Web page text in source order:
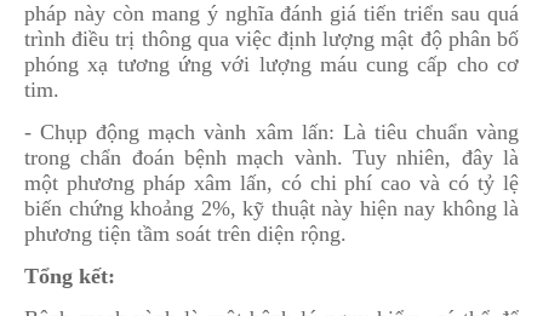
pháp này còn mang ý nghĩa đánh giá tiến triển sau quá
trình điều trị thông qua việc định lượng mật độ phân bố
phóng xạ tương ứng với lượng máu cung cấp cho cơ
tim.
- Chụp động mạch vành xâm lấn: Là tiêu chuẩn vàng
trong chẩn đoán bệnh mạch vành. Tuy nhiên, đây là
một phương pháp xâm lấn, có chi phí cao và có tỷ lệ
biến chứng khoảng 2%, kỹ thuật này hiện nay không là
phương tiện tầm soát trên diện rộng.
Tổng kết: